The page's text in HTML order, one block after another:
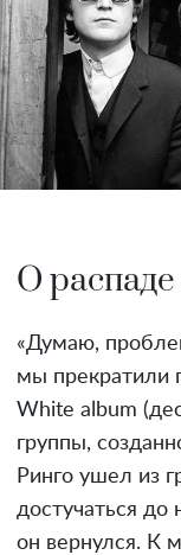
О
«Думаю,
мы прекратили
White album
группы,
Ринго ушел из
достучаться до
он вернулся. К